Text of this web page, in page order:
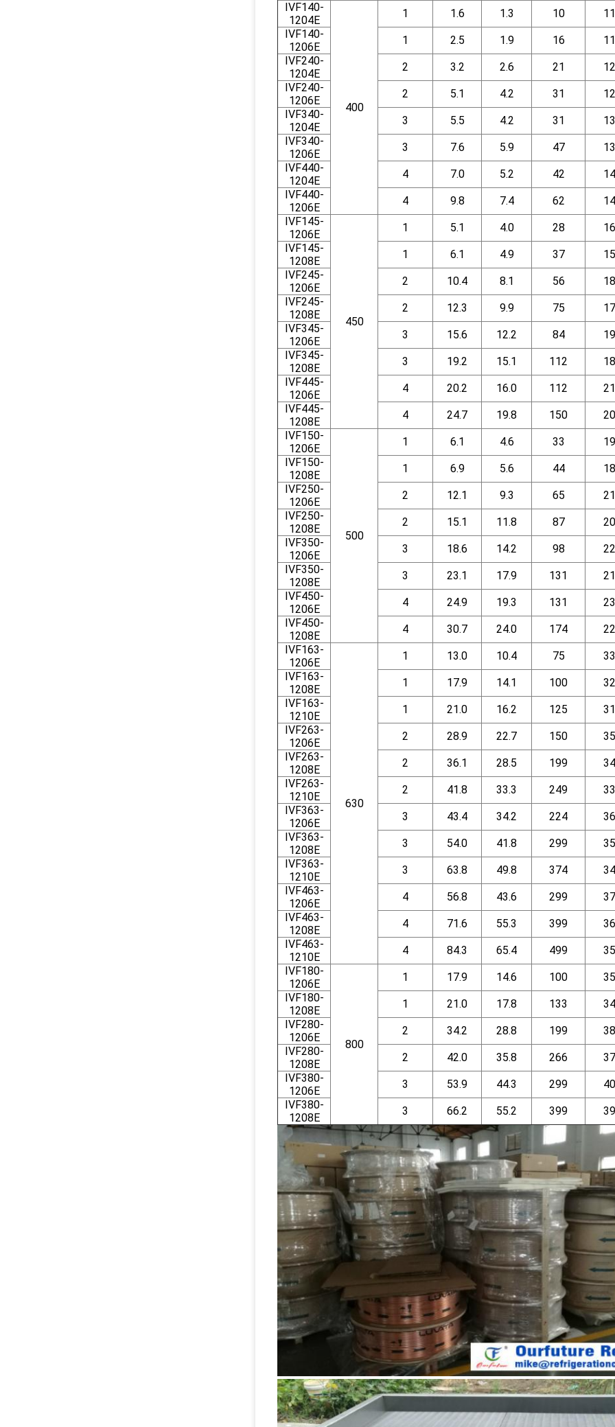
IVF140-
1204E
400
1 1.6 1.3 10
11
IVF140-
1206E
1 2.5 1.9 16
11
IVF240-
1204E
2 3.2 2.6 21
12
IVF240-
1206E
2 5.1 4.2 31
12
IVF340-
1204E
3 5.5 4.2 31
13
IVF340-
1206E
3 7.6 5.9 47
13
IVF440-
1204E
4 7.0 5.2 42
14
IVF440-
1206E
4 9.8 7.4 62
14
IVF145-
1206E
450
1 5.1 4.0 28
16
IVF145-
1208E
1 6.1 4.9 37
15
IVF245-
1206E
2 10.4 8.1 56
18
IVF245-
1208E
2 12.3 9.9 75
17
IVF345-
1206E
3 15.6 12.2 84
19
IVF345-
1208E
3 19.2 15.1 112
18
IVF445-
1206E
4 20.2 16.0 112
21
IVF445-
1208E
4 24.7 19.8 150
20
IVF150-
1206E
500
1 6.1 4.6 33
19
IVF150-
1208E
1 6.9 5.6 44
18
IVF250-
1206E
2 12.1 9.3 65
21
IVF250-
1208E
2 15.1 11.8 87
20
IVF350-
1206E
3 18.6 14.2 98
22
IVF350-
1208E
3 23.1 17.9 131
21
IVF450-
1206E
4 24.9 19.3 131
23
IVF450-
1208E
4 30.7 24.0 174
22
IVF163-
1206E
630
1 13.0 10.4 75
33
IVF163-
1208E
1 17.9 14.1 100
32
IVF163-
1210E
1 21.0 16.2 125
31
IVF263-
1206E
2 28.9 22.7 150
35
IVF263-
1208E
2 36.1 28.5 199
34
IVF263-
1210E
2 41.8 33.3 249
33
IVF363-
1206E
3 43.4 34.2 224
36
IVF363-
1208E
3 54.0 41.8 299
35
IVF363-
1210E
3 63.8 49.8 374
34
IVF463-
1206E
4 56.8 43.6 299
37
IVF463-
1208E
4 71.6 55.3 399
36
IVF463-
1210E
4 84.3 65.4 499
35
IVF180-
1206E
800
1 17.9 14.6 100
35
IVF180-
1208E
1 21.0 17.8 133
34
IVF280-
1206E
2 34.2 28.8 199
38
IVF280-
1208E
2 42.0 35.8 266
37
IVF380-
1206E
3 53.9 44.3 299
40
IVF380-
1208E
3 66.2 55.2 399 39